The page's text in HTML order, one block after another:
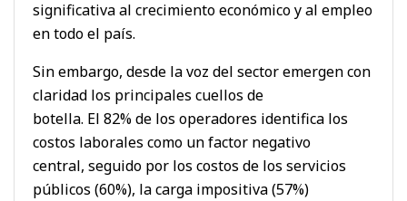
significativa al crecimiento económico y al empleo
en todo el país.
Sin embargo, desde la voz del sector emergen con
claridad los principales cuellos de
botella. El 82% de los operadores identifica los
costos laborales como un factor negativo
central, seguido por los costos de los servicios
públicos (60%), la carga impositiva (57%)